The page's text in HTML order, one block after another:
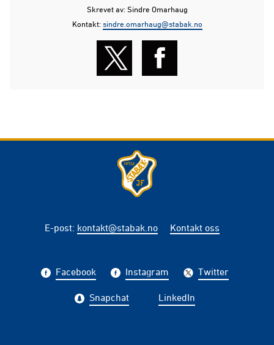
Skrevet av: Sindre Omarhaug
Kontakt:sindre.omarhaug@stabak.no
E-post: kontakt@stabak.no Kontakt oss
Facebook Instagram Twitter
Snapchat LinkedIn